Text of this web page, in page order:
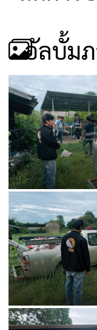
อัลบั้ม